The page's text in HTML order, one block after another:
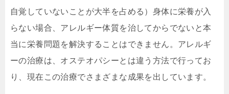
自覚していないことが大半を占める）身体に栄養が入
らない場合、アレルギー体質を治してからでないと本
当に栄養問題を解決することはできません。アレルギ
ーの治療は、オステオパシーとは違う方法で行ってお
り、現在この治療でさまざまな成果を出しています。